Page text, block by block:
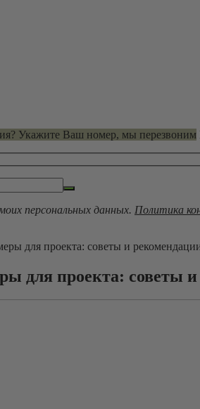
Укажите Ваш номер, мы перезвоним
персональных данных. Политика
для проекта: советы и
для проекта: советы